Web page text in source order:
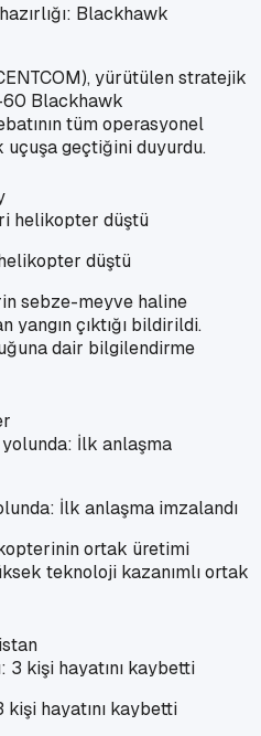
Blackhawk
yürütülen stratejik
60 Blackhawk
tüm operasyonel
uçuşa geçtiğini duyurdu.
düştü
sebze-meyve haline
yangın çıktığı bildirildi.
dair bilgilendirme
İlk anlaşma imzalandı
ortak üretimi
teknoloji kazanımlı ortak
hayatını kaybetti